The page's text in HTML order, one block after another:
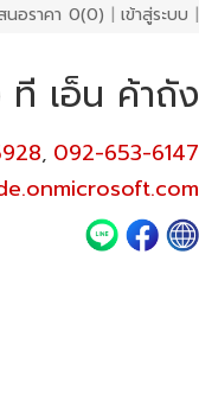
นอราคา 0(0) | เข้าสู่ระบบ |
ที เอ็น ค้าถัง
, 092-653-6147